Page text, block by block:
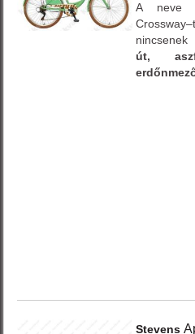
A neve
nincsenek
út,
Stevens